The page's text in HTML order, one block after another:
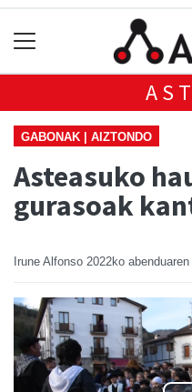
GABONAK | AIZTONDO
Asteasuko
gurasoak
Irune Alfonso 2022ko abenduaren